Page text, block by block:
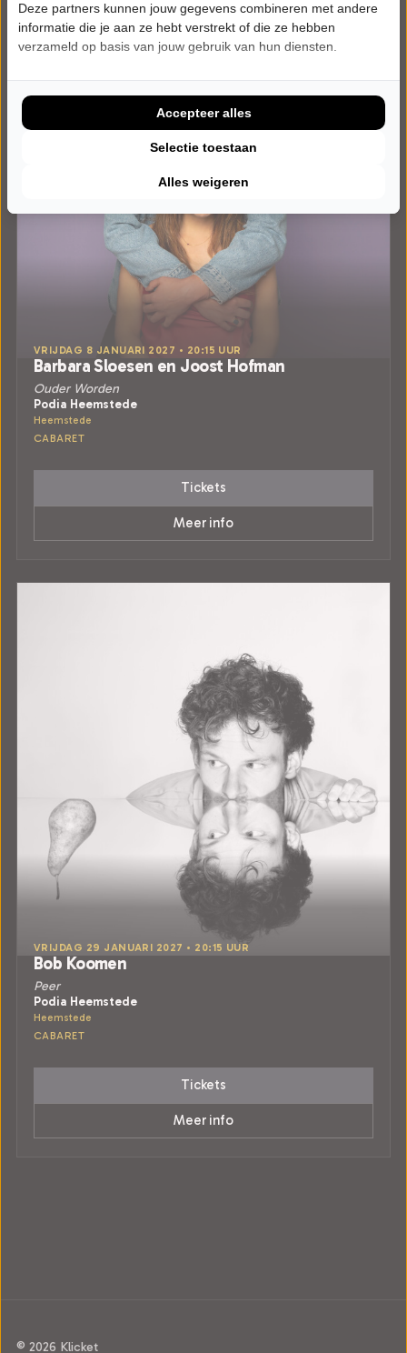
VRIJDAG 8 JANUARI 2027 • 20:15 UUR
Barbara Sloesen en Joost Hofman
Ouder Worden
Podia Heemstede
Heemstede
CABARET
Tickets
Meer info
VRIJDAG 29 JANUARI 2027 • 20:15 UUR
Bob Koomen
Peer
Podia Heemstede
Heemstede
CABARET
Tickets
Meer info
© 2026 Klicket
Deze partners kunnen jouw gegevens combineren met andere
informatie die je aan ze hebt verstrekt of die ze hebben
verzameld op basis van jouw gebruik van hun diensten.
Alles weigeren
Selectie toestaan
Accepteer alles